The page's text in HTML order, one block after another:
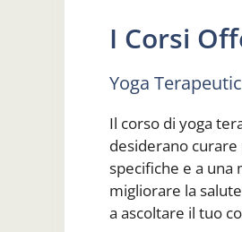
I Corsi
Yoga
Il corso di yoga
desiderano curare
specifiche e a una
migliorare la
a ascoltare il tuo